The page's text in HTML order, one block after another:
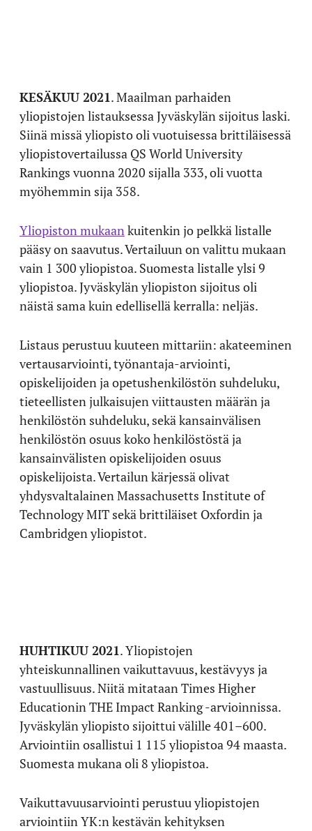
KESÄKUU 2021. Maailman parhaiden
yliopistojen listauksessa Jyväskylän sijoitus laski.
Siinä missä yliopisto oli vuotuisessa brittiläisessä
yliopistovertailussa QS World University
Rankings vuonna 2020 sijalla 333, oli vuotta
myöhemmin sija 358.
Yliopiston mukaankuitenkin jo pelkkä listalle
pääsy on saavutus. Vertailuun on valittu mukaan
vain 1 300 yliopistoa. Suomesta listalle ylsi 9
yliopistoa. Jyväskylän yliopiston sijoitus oli
näistä sama kuin edellisellä kerralla: neljäs.
Listaus perustuu kuuteen mittariin: akateeminen
vertausarviointi, työnantaja-arviointi,
opiskelijoiden ja opetushenkilöstön suhdeluku,
tieteellisten julkaisujen viittausten määrän ja
henkilöstön suhdeluku, sekä kansainvälisen
henkilöstön osuus koko henkilöstöstä ja
kansainvälisten opiskelijoiden osuus
opiskelijoista. Vertailun kärjessä olivat
yhdysvaltalainen Massachusetts Institute of
Technology MIT sekä brittiläiset Oxfordin ja
Cambridgen yliopistot.
HUHTIKUU 2021. Yliopistojen
yhteiskunnallinen vaikuttavuus, kestävyys ja
vastuullisuus. Niitä mitataan Times Higher
Educationin THE Impact Ranking -arvioinnissa.
Jyväskylän yliopisto sijoittui välille 401–600.
Arviointiin osallistui 1 115 yliopistoa 94 maasta.
Suomesta mukana oli 8 yliopistoa.
Vaikuttavuusarviointi perustuu yliopistojen
arviointiin YK:n kestävän kehityksen